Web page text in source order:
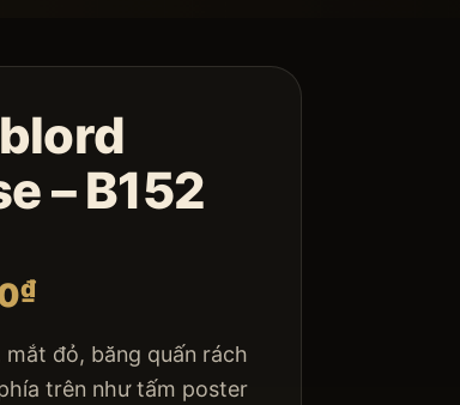
– B152
₫
đỏ, băng quấn rách
trên như tấm poster